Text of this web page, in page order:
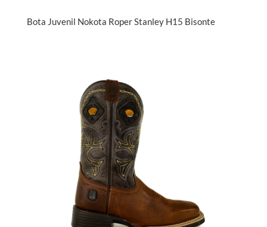
Bota Juvenil Nokota Roper Stanley H15 Bisonte